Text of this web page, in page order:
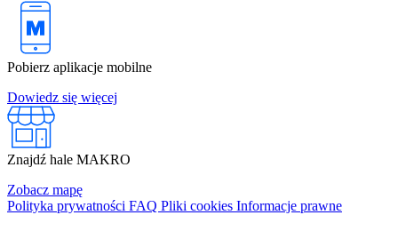
Pobierz aplikacje mobilne
Dowiedz się więcej
Znajdź hale MAKRO
Zobacz mapę
Polityka prywatności FAQ Pliki cookies Informacje prawne